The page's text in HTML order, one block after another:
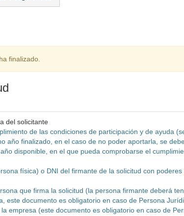
finalizado.
del solicitante
de las condiciones de participación y de ayuda
año finalizado, en el caso de no poder aportarla, se
disponible, en el que pueda comprobarse el
física) o DNI del firmante de la solicitud con
que firma la solicitud (la persona firmante deberá
este documento es obligatorio en caso de Persona
empresa (este documento es obligatorio en caso de